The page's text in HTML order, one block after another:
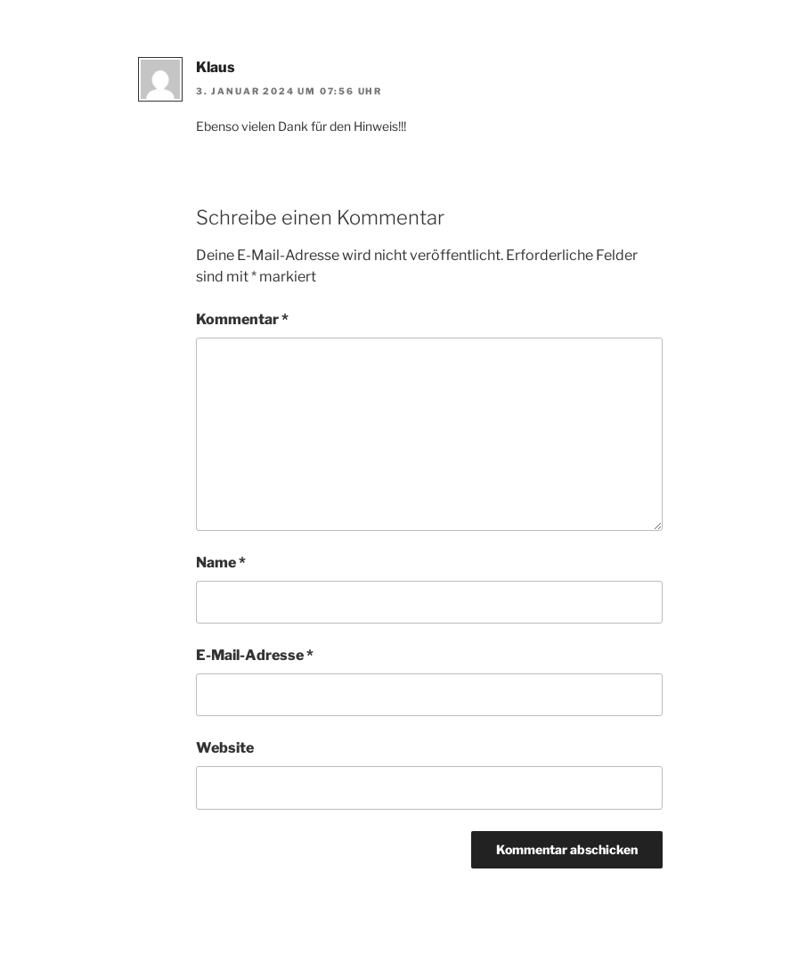
Klaus
3. JANUAR 2024 UM 07:56 UHR
Ebenso vielen Dank für den Hinweis!!!
Schreibe einen Kommentar
Deine E-Mail-Adresse wird nicht veröffentlicht. Erforderliche Felder
sind mit* markiert
Kommentar*
Name*
E-Mail-Adresse*
Website